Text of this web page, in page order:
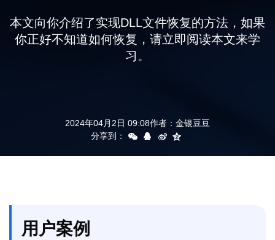
本文向你介绍了实现DLL文件恢复的方法，如果
你正好不知道如何恢复，请立即阅读本文来学
习。
2024年04月2日 09:08作者： 金银豆豆
分享到：
用户案例